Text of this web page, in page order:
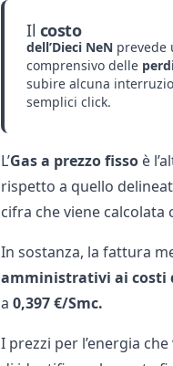
Il costo
dell’Dieci NeNprevede
comprensivo delle
subire alcuna
semplici click.
L’Gas a prezzo fissoè
rispetto a quello
cifra che viene
In sostanza, la fattura
amministrativi ai costi
a 0,397 €/Smc.
I prezzi per l’energia